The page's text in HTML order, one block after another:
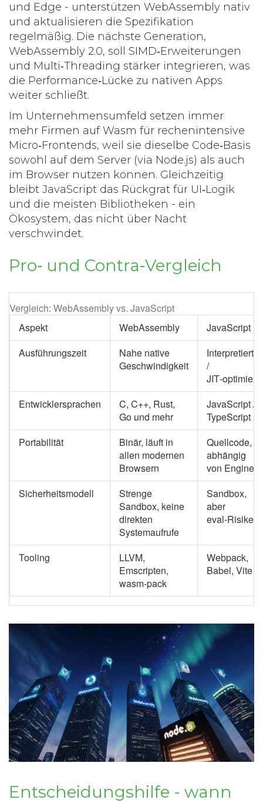
und Edge - unterstützen WebAssembly nativ
und aktualisieren die Spezifikation
regelmäßig. Die nächste Generation,
WebAssembly 2.0, soll SIMD‑Erweiterungen
und Multi‑Threading stärker integrieren, was
die Performance‑Lücke zu nativen Apps
weiter schließt.
Im Unternehmensumfeld setzen immer
mehr Firmen auf Wasm für rechenintensive
Micro‑Frontends, weil sie dieselbe Code‑Basis
sowohl auf dem Server (via Node.js) als auch
im Browser nutzen können. Gleichzeitig
bleibt JavaScript das Rückgrat für UI‑Logik
und die meisten Bibliotheken - ein
Ökosystem, das nicht über Nacht
verschwindet.
Pro‑ und Contra‑Vergleich
Vergleich: WebAssembly vs. JavaScript
Aspekt
WebAssembly
JavaScript
Ausführungszeit
Nahe native
Geschwindigkeit
Interpretierter
/
JIT‑optimiert
Entwicklersprachen
C, C++, Rust,
Go und mehr
JavaScript /
TypeScript
Portabilität
Binär, läuft in
allen modernen
Browsern
Quellcode,
abhängig
von Engine
Sicherheitsmodell
Strenge
Sandbox, keine
direkten
Systemaufrufe
Sandbox,
aber
eval‑Risiken
Tooling
LLVM,
Emscripten,
wasm‑pack
Webpack,
Babel, Vite
Entscheidungshilfe - wann